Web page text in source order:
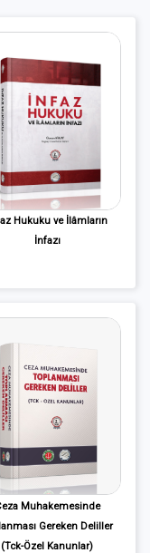
Hukuku ve İlâmların
İnfazı
Muhakemesinde
Gereken Deliller
(Tck-Özel Kanunlar)